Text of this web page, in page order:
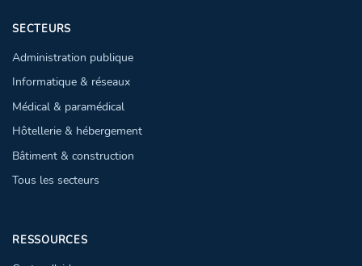
SECTEURS
Administration publique
Informatique & réseaux
Médical & paramédical
Hôtellerie & hébergement
Bâtiment & construction
Tous les secteurs
RESSOURCES